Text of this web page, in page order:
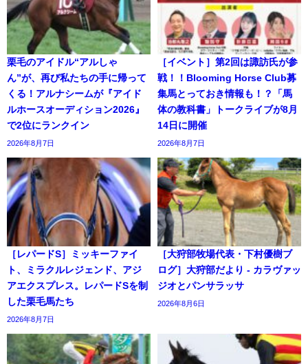
栗毛のアイドル“アルしゃ
ん”が、再び私たちの手に帰って
くる！アルナシームが『アイド
ルホースオーディション2026』
で2位にランクイン
2026年8月7日
［イベント］第2回は諏訪氏が参
戦！！Blooming Horse Club募
集馬とっておき情報も！？「馬
体の教科書」トークライブが8月
14日に開催
2026年8月7日
［レパードS］ミッキーファイ
ト、ミラクルレジェンド、アジ
アエクスプレス。レパードSを制
した栗毛馬たち
2026年8月7日
［大狩部牧場代表・下村優樹ブ
ログ］大狩部だより - カラヴァッ
ジオとパンサラッサ
2026年8月6日